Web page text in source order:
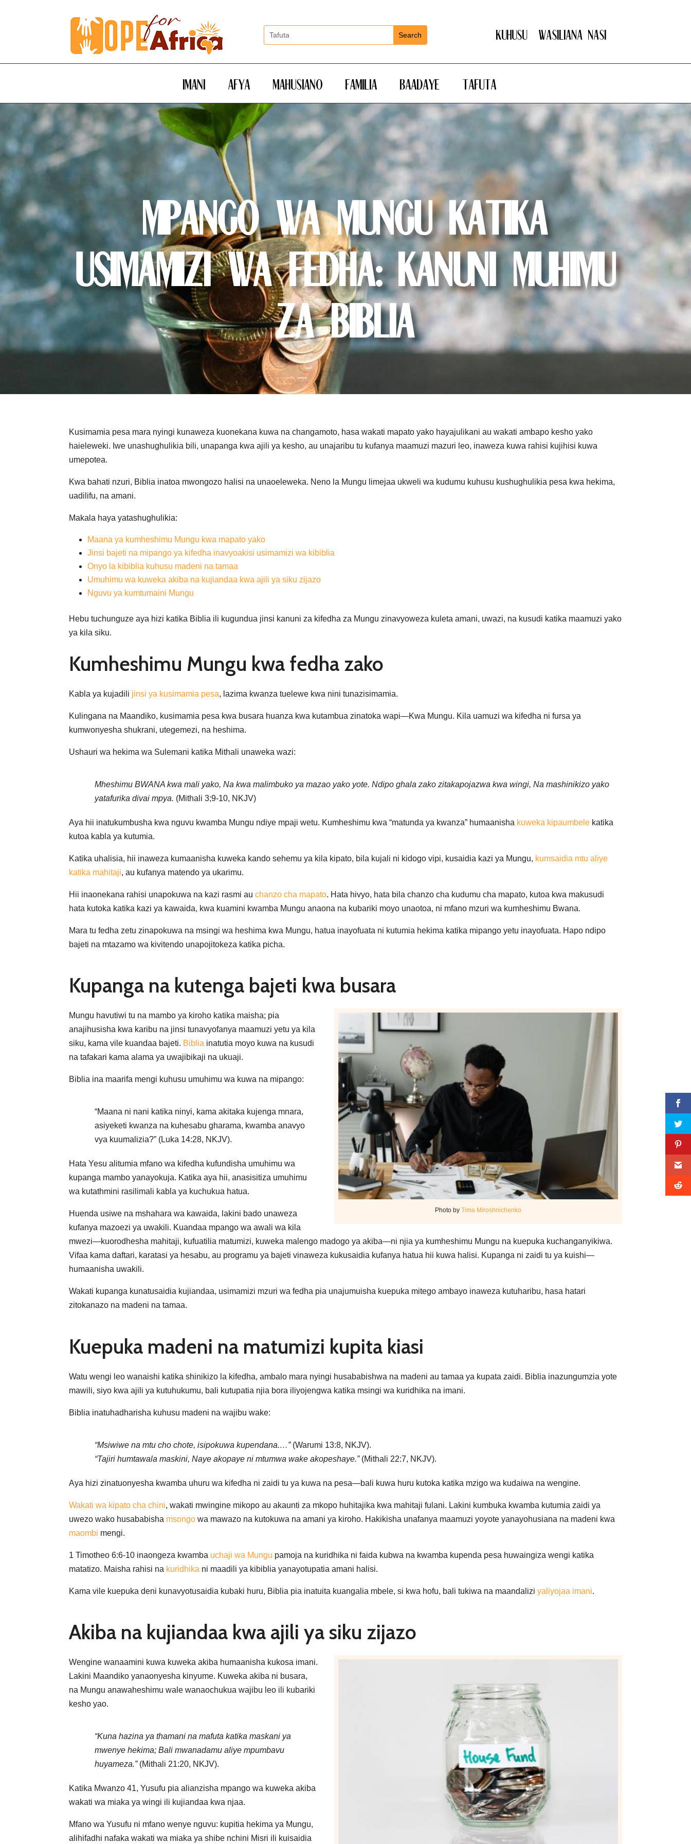
Kuhusu Wasiliana nasi
Imani Afya Mahusiano Familia Baadaye Tafuta
Mpango wa Mungu katika
usimamizi wa fedha: Kanuni muhimu
za Biblia
Kusimamia pesa mara nyingi kunaweza kuonekana kuwa na changamoto, hasa wakati mapato yako hayajulikani au wakati ambapo kesho yako
haieleweki. Iwe unashughulikia bili, unapanga kwa ajili ya kesho, au unajaribu tu kufanya maamuzi mazuri leo, inaweza kuwa rahisi kujihisi kuwa
umepotea.
Kwa bahati nzuri, Biblia inatoa mwongozo halisi na unaoeleweka. Neno la Mungu limejaa ukweli wa kudumu kuhusu kushughulikia pesa kwa hekima,
uadilifu, na amani.
Makala haya yatashughulikia:
Maana ya kumheshimu Mungu kwa mapato yako
Jinsi bajeti na mipango ya kifedha inavyoakisi usimamizi wa kibiblia
Onyo la kibiblia kuhusu madeni na tamaa
Umuhimu wa kuweka akiba na kujiandaa kwa ajili ya siku zijazo
Nguvu ya kumtumaini Mungu
Hebu tuchunguze aya hizi katika Biblia ili kugundua jinsi kanuni za kifedha za Mungu zinavyoweza kuleta amani, uwazi, na kusudi katika maamuzi yako
ya kila siku.
Kumheshimu Mungu kwa fedha zako
Kabla ya kujadili jinsi ya kusimamia pesa, lazima kwanza tuelewe kwa nini tunazisimamia.
Kulingana na Maandiko, kusimamia pesa kwa busara huanza kwa kutambua zinatoka wapi—Kwa Mungu. Kila uamuzi wa kifedha ni fursa ya
kumwonyesha shukrani, utegemezi, na heshima.
Ushauri wa hekima wa Sulemani katika Mithali unaweka wazi:
Mheshimu BWANA kwa mali yako, Na kwa malimbuko ya mazao yako yote. Ndipo ghala zako zitakapojazwa kwa wingi, Na mashinikizo yako
yatafurika divai mpya. (Mithali 3;9-10, NKJV)
Aya hii inatukumbusha kwa nguvu kwamba Mungu ndiye mpaji wetu. Kumheshimu kwa “matunda ya kwanza” humaanisha kuweka kipaumbele katika
kutoa kabla ya kutumia.
Katika uhalisia, hii inaweza kumaanisha kuweka kando sehemu ya kila kipato, bila kujali ni kidogo vipi, kusaidia kazi ya Mungu, kumsaidia mtu aliye
katika mahitaji, au kufanya matendo ya ukarimu.
Hii inaonekana rahisi unapokuwa na kazi rasmi auchanzo cha mapato. Hata hivyo, hata bila chanzo cha kudumu cha mapato, kutoa kwa makusudi
hata kutoka katika kazi ya kawaida, kwa kuamini kwamba Mungu anaona na kubariki moyo unaotoa, ni mfano mzuri wa kumheshimu Bwana.
Mara tu fedha zetu zinapokuwa na msingi wa heshima kwa Mungu, hatua inayofuata ni kutumia hekima katika mipango yetu inayofuata. Hapo ndipo
bajeti na mtazamo wa kivitendo unapojitokeza katika picha.
Kupanga na kutenga bajeti kwa busara
Photo by Tima Miroshnichenko
Mungu havutiwi tu na mambo ya kiroho katika maisha; pia
anajihusisha kwa karibu na jinsi tunavyofanya maamuzi yetu ya kila
siku, kama vile kuandaa bajeti. Biblia inatutia moyo kuwa na kusudi
na tafakari kama alama ya uwajibikaji na ukuaji.
Biblia ina maarifa mengi kuhusu umuhimu wa kuwa na mipango:
“Maana ni nani katika ninyi, kama akitaka kujenga mnara,
asiyeketi kwanza na kuhesabu gharama, kwamba anavyo
vya kuumalizia?” (Luka 14:28, NKJV).
Hata Yesu alitumia mfano wa kifedha kufundisha umuhimu wa
kupanga mambo yanayokuja. Katika aya hii, anasisitiza umuhimu
wa kutathmini rasilimali kabla ya kuchukua hatua.
Huenda usiwe na mshahara wa kawaida, lakini bado unaweza
kufanya mazoezi ya uwakili. Kuandaa mpango wa awali wa kila
mwezi—kuorodhesha mahitaji, kufuatilia matumizi, kuweka malengo madogo ya akiba—ni njia ya kumheshimu Mungu na kuepuka kuchanganyikiwa.
Vifaa kama daftari, karatasi ya hesabu, au programu ya bajeti vinaweza kukusaidia kufanya hatua hii kuwa halisi. Kupanga ni zaidi tu ya kuishi—
humaanisha uwakili.
Wakati kupanga kunatusaidia kujiandaa, usimamizi mzuri wa fedha pia unajumuisha kuepuka mitego ambayo inaweza kutuharibu, hasa hatari
zitokanazo na madeni na tamaa.
Kuepuka madeni na matumizi kupita kiasi
Watu wengi leo wanaishi katika shinikizo la kifedha, ambalo mara nyingi husababishwa na madeni au tamaa ya kupata zaidi. Biblia inazungumzia yote
mawili, siyo kwa ajili ya kutuhukumu, bali kutupatia njia bora iliyojengwa katika msingi wa kuridhika na imani.
Biblia inatuhadharisha kuhusu madeni na wajibu wake:
“Msiwiwe na mtu cho chote, isipokuwa kupendana.…”(Warumi 13:8, NKJV).
“Tajiri humtawala maskini, Naye akopaye ni mtumwa wake akopeshaye.”(Mithali 22:7, NKJV).
Aya hizi zinatuonyesha kwamba uhuru wa kifedha ni zaidi tu ya kuwa na pesa—bali kuwa huru kutoka katika mzigo wa kudaiwa na wengine.
Wakati wa kipato cha chini, wakati mwingine mikopo au akaunti za mkopo huhitajika kwa mahitaji fulani. Lakini kumbuka kwamba kutumia zaidi ya
uwezo wako husababisha msongo wa mawazo na kutokuwa na amani ya kiroho. Hakikisha unafanya maamuzi yoyote yanayohusiana na madeni kwa
maombi mengi.
1 Timotheo 6:6-10 inaongeza kwamba uchaji wa Mungu pamoja na kuridhika ni faida kubwa na kwamba kupenda pesa huwaingiza wengi katika
matatizo. Maisha rahisi na kuridhika ni maadili ya kibiblia yanayotupatia amani halisi.
Kama vile kuepuka deni kunavyotusaidia kubaki huru, Biblia pia inatuita kuangalia mbele, si kwa hofu, bali tukiwa na maandaliziyaliyojaa imani.
Akiba na kujiandaa kwa ajili ya siku zijazo
Wengine wanaamini kuwa kuweka akiba humaanisha kukosa imani.
Lakini Maandiko yanaonyesha kinyume. Kuweka akiba ni busara,
na Mungu anawaheshimu wale wanaochukua wajibu leo ili kubariki
kesho yao.
“Kuna hazina ya thamani na mafuta katika maskani ya
mwenye hekima; Bali mwanadamu aliye mpumbavu
huyameza.”(Mithali 21:20, NKJV).
Katika Mwanzo 41, Yusufu pia alianzisha mpango wa kuweka akiba
wakati wa miaka ya wingi ili kujiandaa kwa njaa.
Mfano wa Yusufu ni mfano wenye nguvu: kupitia hekima ya Mungu,
alihifadhi nafaka wakati wa miaka ya shibe nchini Misri ili kuisaidia